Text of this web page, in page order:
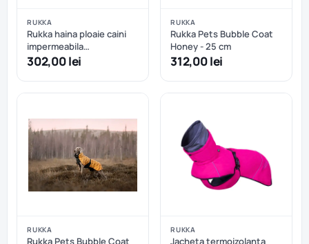
RUKKA
Rukka haina ploaie caini
impermeabila
reflectorizanta - Dark - 40
302,00 lei
RUKKA
Rukka Pets Bubble Coat
Honey - 25 cm
312,00 lei
RUKKA
Rukka Pets Bubble Coat
RUKKA
Jacheta termoizolanta